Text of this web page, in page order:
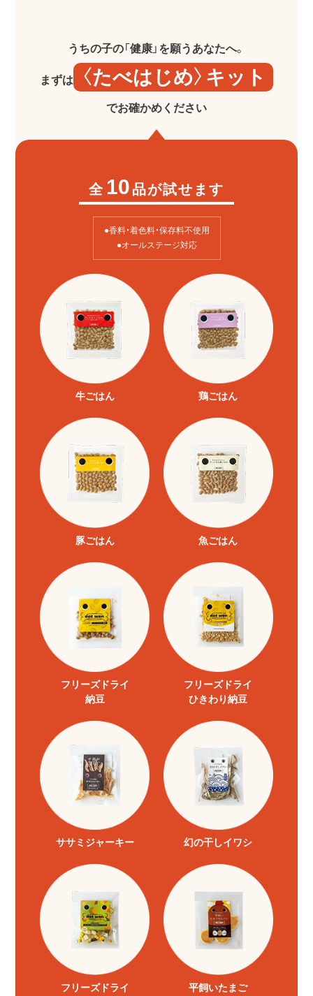
うちの子の「健康」を願うあなたへ。
まずは 〈たべはじめ〉キット
でお確かめください
全 10 品が試せます
●香料・着色料・保存料不使用
●オールステージ対応
牛ごはん 鶏ごはん
豚ごはん 魚ごはん
フリーズドライ
納豆
フリーズドライ
ひきわり納豆
ササミジャーキー 幻の干しイワシ
フリーズドライ 平飼いたまご